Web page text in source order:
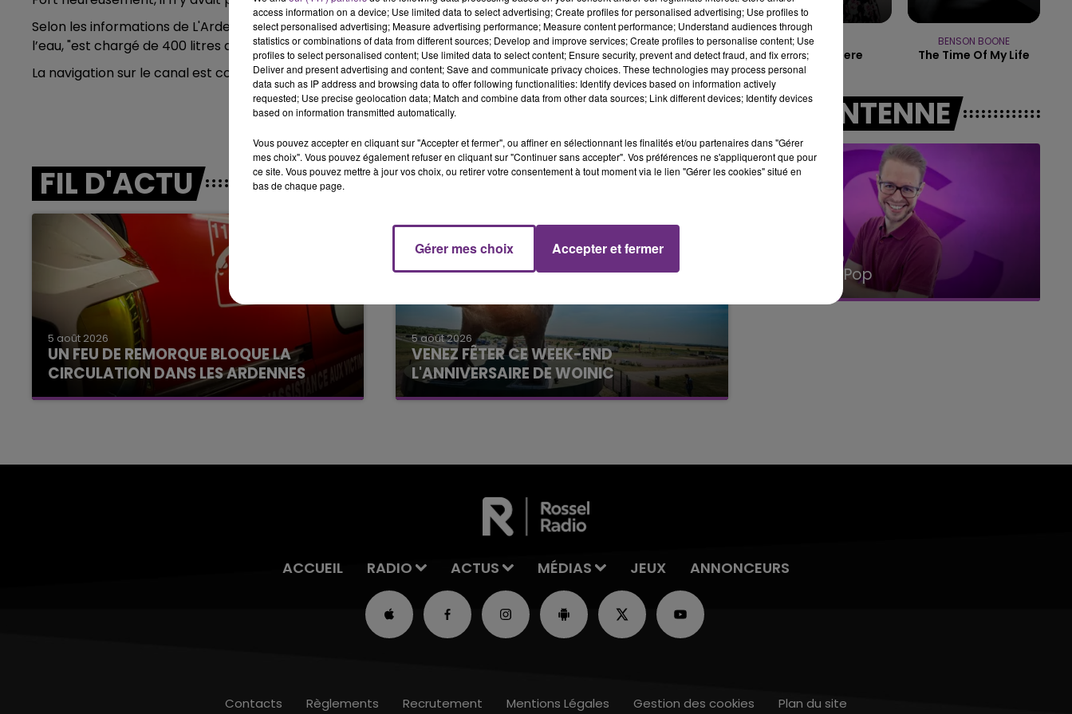
LE BEST OF DE LA FAMILLE
CHAMPAGNE FM
6h00 - 10h00
LA FAMILLE
10h00 - 14h00
LE TICKET DE CAISSE
Selon les informations de L'Ardennais, le véhicule qui est en train de s’enfoncer doucement vers le fond de
l’eau, "est chargé de 400 litres de gas-oil".
La navigation sur le canal est coupée, le temps de sortir le bus de l'eau.
FIL D'ACTU
5 août 2026
UN FEU DE REMORQUE BLOQUE LA
CIRCULATION DANS LES ARDENNES
Un feu de remorque s'est déclaré ce mercredi
5 août 2026
VENEZ FÊTER CE WEEK-END
L'ANNIVERSAIRE DE WOINIC
Ce samedi 8 août sera un grand jour :
HOSHI
Ta Mariniere
BENSON BOONE
The Time Of My Life
A L'ANTENNE
6h00 - 10h00
La Famille
10h00 - 14h00
LE TICKET DE CAISSE
14h00 - 15h00
La Radio Pop
ACCUEIL RADIO ACTUS MÉDIAS JEUX ANNONCEURS
Contacts Règlements Recrutement Mentions Légales Gestion des cookies Plan du site
access information on a device; Use limited data to select advertising; Create profiles for personalised advertising; Use profiles to
select personalised advertising; Measure advertising performance; Measure content performance; Understand audiences through
statistics or combinations of data from different sources; Develop and improve services; Create profiles to personalise content; Use
profiles to select personalised content; Use limited data to select content; Ensure security, prevent and detect fraud, and fix errors;
Deliver and present advertising and content; Save and communicate privacy choices. These technologies may process personal
data such as IP address and browsing data to offer following functionalities: Identify devices based on information actively
requested; Use precise geolocation data; Match and combine data from other data sources; Link different devices; Identify devices
based on information transmitted automatically.
Vous pouvez accepter en cliquant sur "Accepter et fermer", ou affiner en sélectionnant les finalités et/ou partenaires dans "Gérer
mes choix". Vous pouvez également refuser en cliquant sur "Continuer sans accepter". Vos préférences ne s'appliqueront que pour
ce site. Vous pouvez mettre à jour vos choix, ou retirer votre consentement à tout moment via le lien "Gérer les cookies" situé en
bas de chaque page.
Gérer mes choix Accepter et fermer